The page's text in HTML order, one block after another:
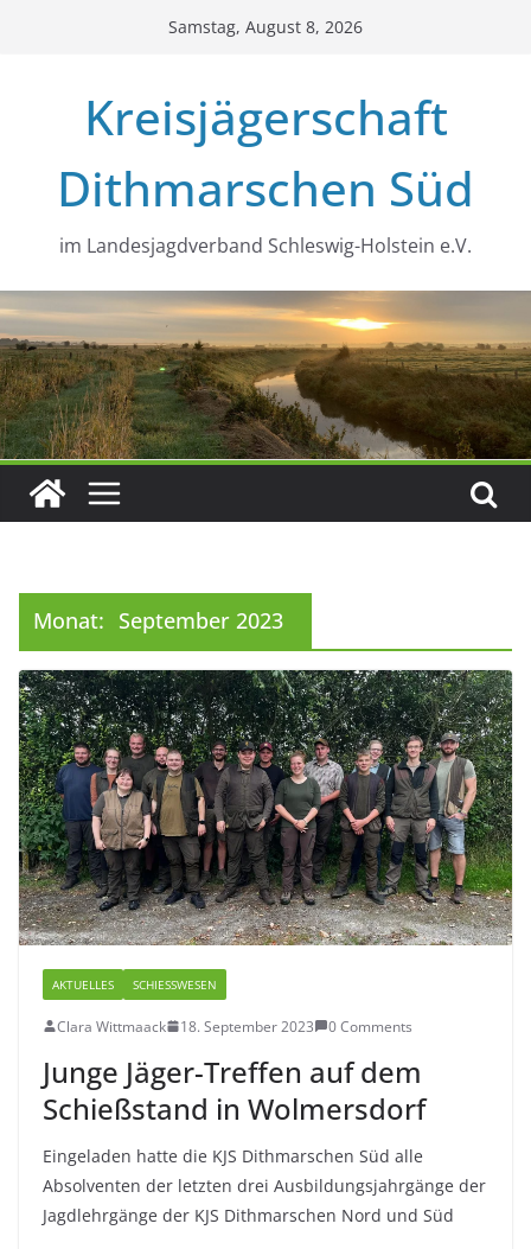
Samstag, August 8, 2026
Kreisjägerschaft
Dithmarschen Süd
im Landesjagdverband Schleswig-Holstein e.V.
Monat: September 2023
AKTUELLES SCHIESSWESEN
Clara Wittmaack 18. September 2023 0 Comments
Junge Jäger-Treffen auf dem
Schießstand in Wolmersdorf
Eingeladen hatte die KJS Dithmarschen Süd alle
Absolventen der letzten drei Ausbildungsjahrgänge der
Jagdlehrgänge der KJS Dithmarschen Nord und Süd